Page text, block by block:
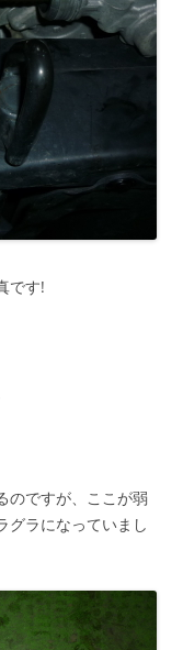
です!
のですが、ここが弱
グラになっていまし